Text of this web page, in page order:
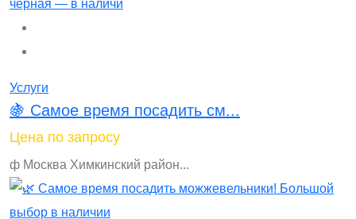
Услуги
🍇 Самое время посадить см...
Цена по запросу
ф Москва Химкинский район...